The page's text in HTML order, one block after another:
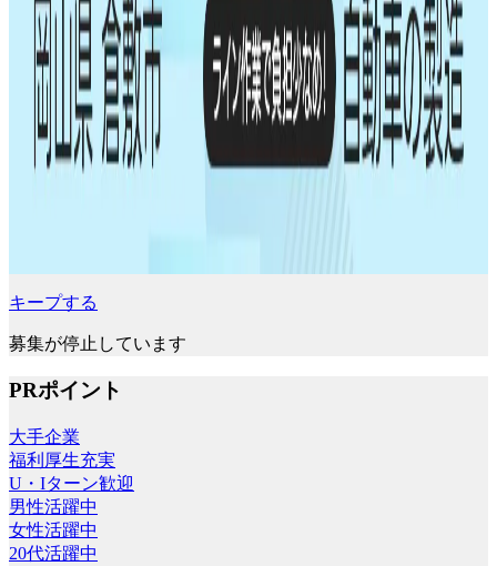
キープする
募集が停止しています
PRポイント
大手企業
福利厚生充実
U・Iターン歓迎
男性活躍中
女性活躍中
20代活躍中